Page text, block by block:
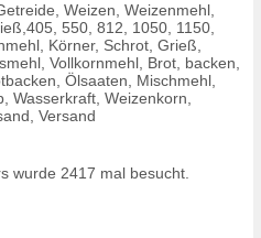
Weizen, Weizenmehl,
550, 812, 1050, 1150,
Körner, Schrot, Grieß,
Vollkornmehl, Brot, backen,
Ölsaaten, Mischmehl,
Wasserkraft, Weizenkorn,
Versand
wurde 2417 mal besucht.